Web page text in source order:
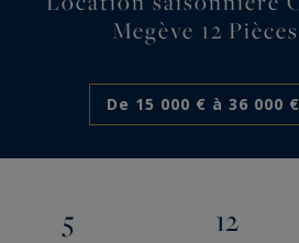
Megève 12
De 15 000 € à 36 000 €
5 12